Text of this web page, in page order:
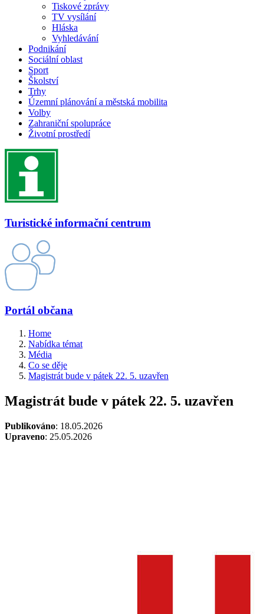
Tiskové zprávy
TV vysílání
Hláska
Vyhledávání
Podnikání
Sociální oblast
Sport
Školství
Trhy
Územní plánování a městská mobilita
Volby
Zahraniční spolupráce
Životní prostředí
Turistické informační centrum
Portál občana
Home
Nabídka témat
Média
Co se děje
Magistrát bude v pátek 22. 5. uzavřen
Magistrát bude v pátek 22. 5. uzavřen
Publikováno: 18.05.2026
Upraveno: 25.05.2026